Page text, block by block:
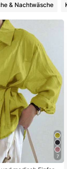
& Nachtwäsche
7